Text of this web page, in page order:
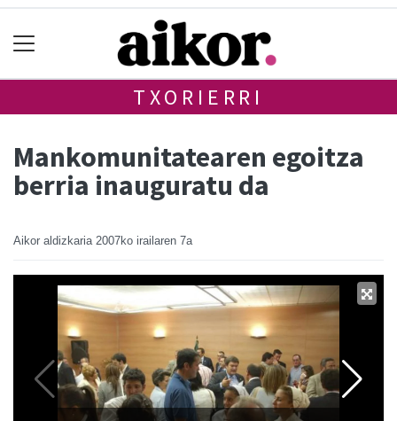
TXORIERRI
Mankomunitatearen egoitza
berria inauguratu da
Aikor aldizkaria 2007ko irailaren 7a